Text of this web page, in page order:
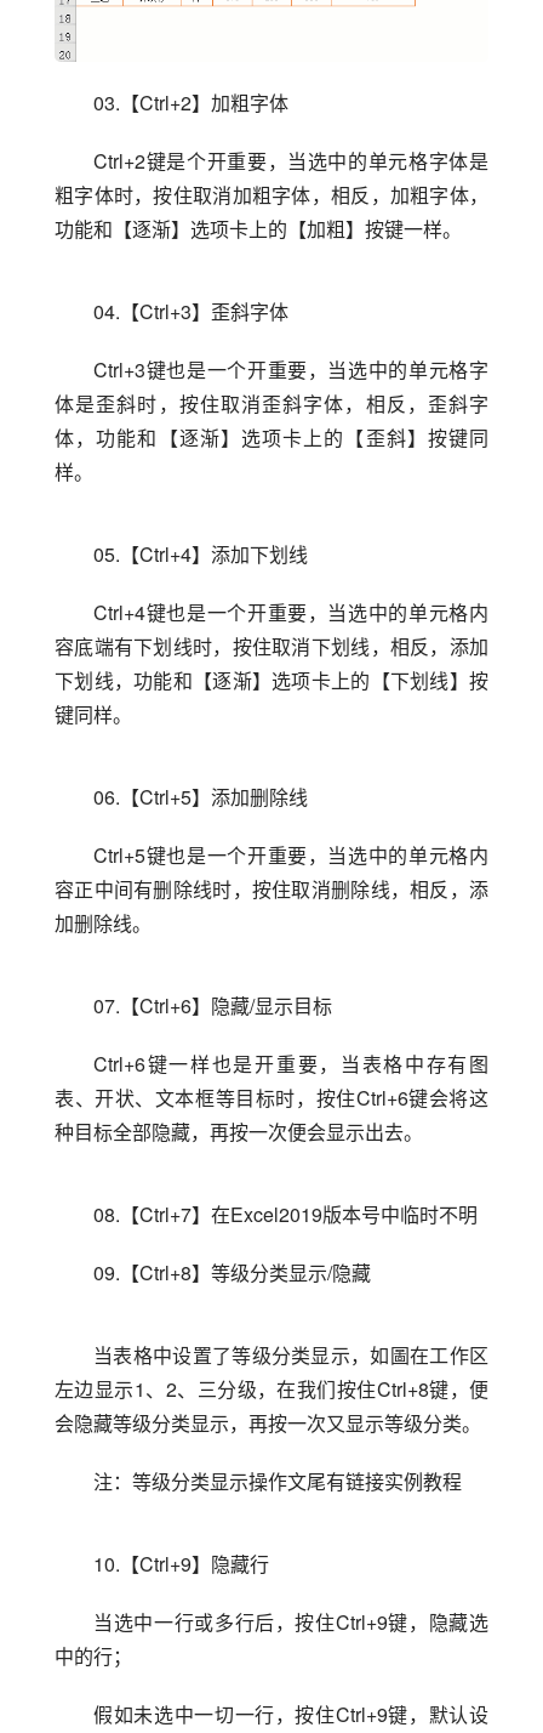
03.【Ctrl+2】加粗字体
Ctrl+2键是个开重要，当选中的单元格字体是
粗字体时，按住取消加粗字体，相反，加粗字体，
功能和【逐渐】选项卡上的【加粗】按键一样。
04.【Ctrl+3】歪斜字体
Ctrl+3键也是一个开重要，当选中的单元格字
体是歪斜时，按住取消歪斜字体，相反，歪斜字
体，功能和【逐渐】选项卡上的【歪斜】按键同
样。
05.【Ctrl+4】添加下划线
Ctrl+4键也是一个开重要，当选中的单元格内
容底端有下划线时，按住取消下划线，相反，添加
下划线，功能和【逐渐】选项卡上的【下划线】按
键同样。
06.【Ctrl+5】添加删除线
Ctrl+5键也是一个开重要，当选中的单元格内
容正中间有删除线时，按住取消删除线，相反，添
加删除线。
07.【Ctrl+6】隐藏/显示目标
Ctrl+6键一样也是开重要，当表格中存有图
表、开状、文本框等目标时，按住Ctrl+6键会将这
种目标全部隐藏，再按一次便会显示出去。
08.【Ctrl+7】在Excel2019版本号中临时不明
09.【Ctrl+8】等级分类显示/隐藏
当表格中设置了等级分类显示，如圖在工作区
左边显示1、2、三分级，在我们按住Ctrl+8键，便
会隐藏等级分类显示，再按一次又显示等级分类。
注：等级分类显示操作文尾有链接实例教程
10.【Ctrl+9】隐藏行
当选中一行或多行后，按住Ctrl+9键，隐藏选
中的行；
假如未选中一切一行，按住Ctrl+9键，默认设